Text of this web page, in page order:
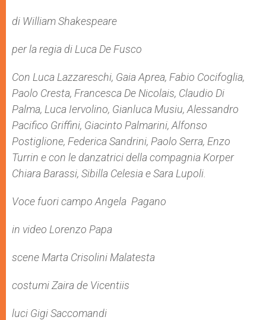
di William Shakespeare
per la regia di Luca De Fusco
Con Luca Lazzareschi, Gaia Aprea, Fabio Cocifoglia,
Paolo Cresta, Francesca De Nicolais, Claudio Di
Palma, Luca Iervolino, Gianluca Musiu, Alessandro
Pacifico Griffini, Giacinto Palmarini, Alfonso
Postiglione, Federica Sandrini, Paolo Serra, Enzo
Turrin e con le danzatrici della compagnia Korper
Chiara Barassi, Sibilla Celesia e Sara Lupoli.
Voce fuori campo Angela Pagano
in video Lorenzo Papa
scene Marta Crisolini Malatesta
costumi Zaira de Vicentiis
luci Gigi Saccomandi